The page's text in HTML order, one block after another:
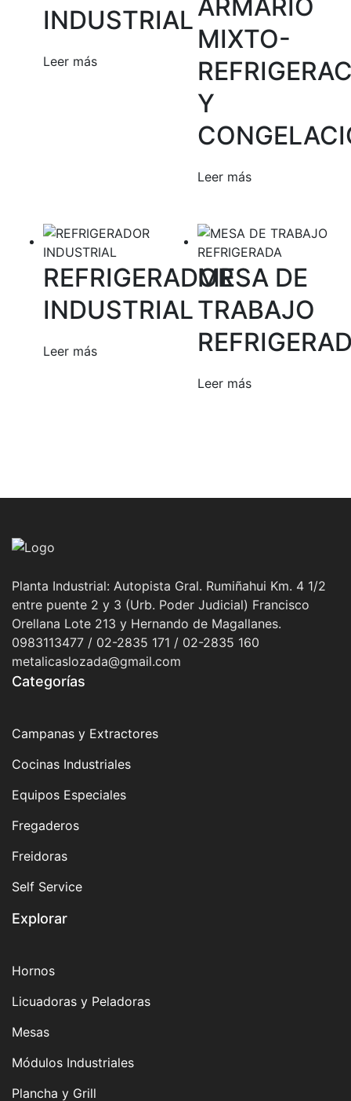
INDUSTRIAL
Leer más
ARMARIO
MIXTO-
Y
Leer más
REFRIGERADOR
INDUSTRIAL
Leer más
MESA DE
TRABAJO
Leer más
Planta Industrial: Autopista Gral. Rumiñahui Km. 4 1/2
entre puente 2 y 3 (Urb. Poder Judicial) Francisco
Orellana Lote 213 y Hernando de Magallanes.
0983113477 / 02-2835 171 / 02-2835 160
metalicaslozada@gmail.com
Categorías
Campanas y Extractores
Cocinas Industriales
Equipos Especiales
Fregaderos
Freidoras
Self Service
Explorar
Hornos
Licuadoras y Peladoras
Mesas
Módulos Industriales
Plancha y Grill